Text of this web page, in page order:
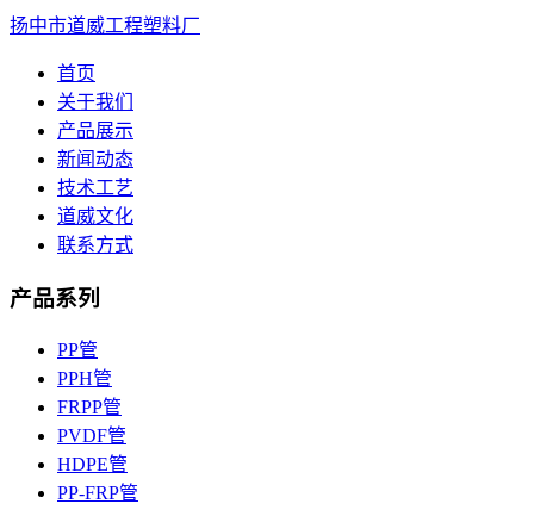
扬中市道威工程塑料厂
首页
关于我们
产品展示
新闻动态
技术工艺
道威文化
联系方式
产品系列
PP管
PPH管
FRPP管
PVDF管
HDPE管
PP-FRP管